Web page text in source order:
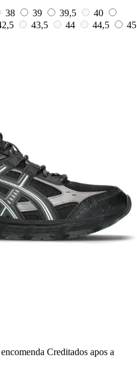
38 39 39,5
40
43,5 44 44,5
45
Creditados apos a